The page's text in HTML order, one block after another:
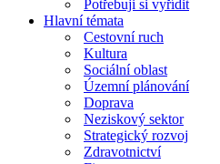
Potřebuji si vyřídit
Hlavní témata
Cestovní ruch
Kultura
Sociální oblast
Územní plánování
Doprava
Neziskový sektor
Strategický rozvoj
Zdravotnictví